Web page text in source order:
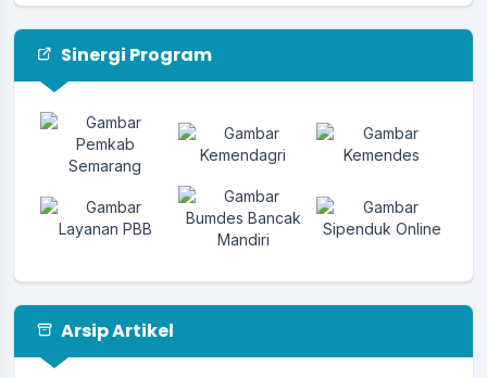
Sinergi Program
Arsip Artikel